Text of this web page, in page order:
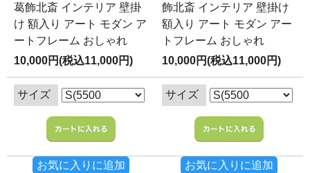
葛飾北斎 インテリア 壁掛
け 額入り アート モダン ア
ートフレーム おしゃれ
10,000円(税込11,000円)
サイズ
お気に入りに追加
飾北斎 インテリア 壁掛け
額入り アート モダン アー
トフレーム おしゃれ
10,000円(税込11,000円)
サイズ
お気に入りに追加